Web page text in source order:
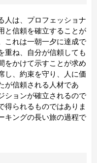
人は、プロフェッショナ
と信頼を確立することが
これは一朝一夕に達成で
重ね、自分が信頼しても
をかけて示すことが求め
し、約束を守り、人に価
が信頼される人材であ
ションが確立されるので
得られるものではありま
キングの長い旅の過程で